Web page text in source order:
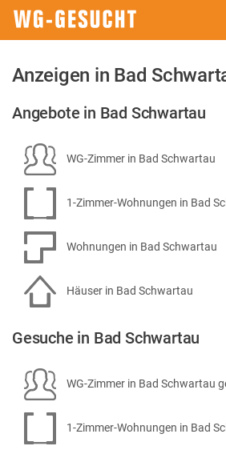
Anzeigen in Bad
Angebote in Bad Schwartau
WG-Zimmer in Bad Schwartau
1-Zimmer-Wohnungen in Bad
Wohnungen in Bad Schwartau
Häuser in Bad Schwartau
Gesuche in Bad Schwartau
WG-Zimmer in Bad Schwartau
1-Zimmer-Wohnungen in Bad